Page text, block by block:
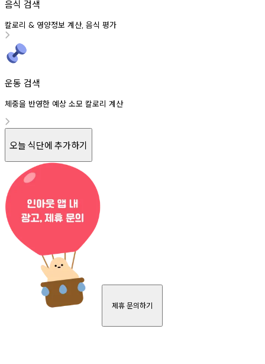
음식 검색
칼로리 & 영양정보 계산, 음식 평가
운동 검색
체중을 반영한 예상 소모 칼로리 계산
오늘 식단에 추가하기
제휴 문의하기